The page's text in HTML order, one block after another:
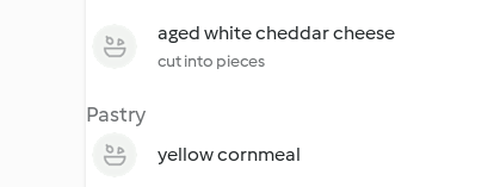
aged white cheddar cheese
cut into pieces
Pastry
yellow cornmeal